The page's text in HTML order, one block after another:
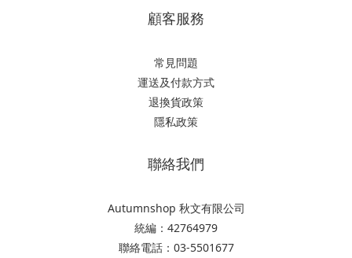
顧客服務
常見問題
運送及付款方式
退換貨政策
隱私政策
聯絡我們
Autumnshop 秋文有限公司
統編：42764979
聯絡電話：03-5501677